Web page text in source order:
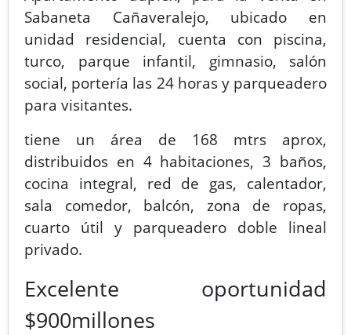
Sabaneta Cañaveralejo, ubicado en
unidad residencial, cuenta con piscina,
turco, parque infantil, gimnasio, salón
social, portería las 24 horas y parqueadero
para visitantes.
tiene un área de 168 mtrs aprox,
distribuidos en 4 habitaciones, 3 baños,
cocina integral, red de gas, calentador,
sala comedor, balcón, zona de ropas,
cuarto útil y parqueadero doble lineal
privado.
Excelente oportunidad
$900millones